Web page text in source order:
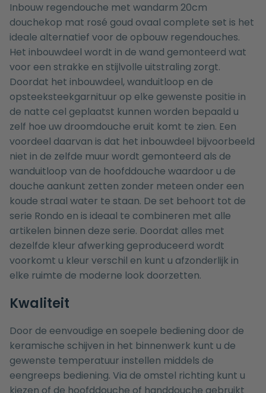
Inbouw regendouche met wandarm 20cm
douchekop mat rosé goud ovaal complete set is het
ideale alternatief voor de opbouw regendouches.
Het inbouwdeel wordt in de wand gemonteerd wat
voor een strakke en stijlvolle uitstraling zorgt.
Doordat het inbouwdeel, wanduitloop en de
opsteeksteekgarnituur op elke gewenste positie in
de natte cel geplaatst kunnen worden bepaald u
zelf hoe uw droomdouche eruit komt te zien. Een
voordeel daarvan is dat het inbouwdeel bijvoorbeeld
niet in de zelfde muur wordt gemonteerd als de
wanduitloop van de hoofddouche waardoor u de
douche aankunt zetten zonder meteen onder een
koude straal water te staan. De set behoort tot de
serie Rondo en is ideaal te combineren met alle
artikelen binnen deze serie. Doordat alles met
dezelfde kleur afwerking geproduceerd wordt
voorkomt u kleur verschil en kunt u afzonderlijk in
elke ruimte de moderne look doorzetten.
Kwaliteit
Door de eenvoudige en soepele bediening door de
keramische schijven in het binnenwerk kunt u de
gewenste temperatuur instellen middels de
eengreeps bediening. Via de omstel richting kunt u